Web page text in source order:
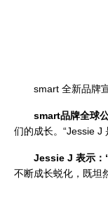
smart 全新品牌
smart品牌全球
们的成长。“Jessie J
Jessie J 表示：
不断成长蜕化，既坦